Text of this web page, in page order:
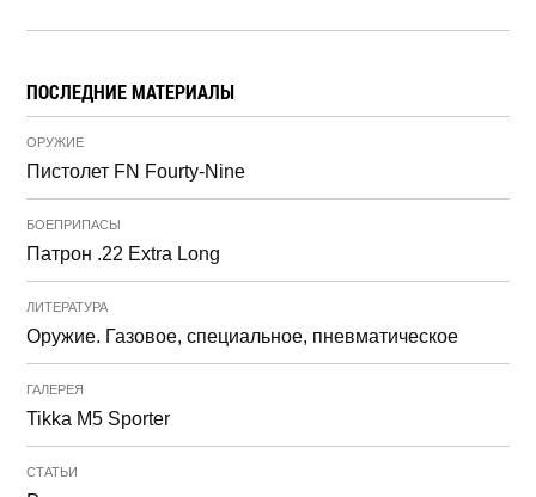
ПОСЛЕДНИЕ МАТЕРИАЛЫ
ОРУЖИЕ
Пистолет FN Fourty-Nine
БОЕПРИПАСЫ
Патрон .22 Extra Long
ЛИТЕРАТУРА
Оружие. Газовое, специальное, пневматическое
ГАЛЕРЕЯ
Tikka M5 Sporter
СТАТЬИ